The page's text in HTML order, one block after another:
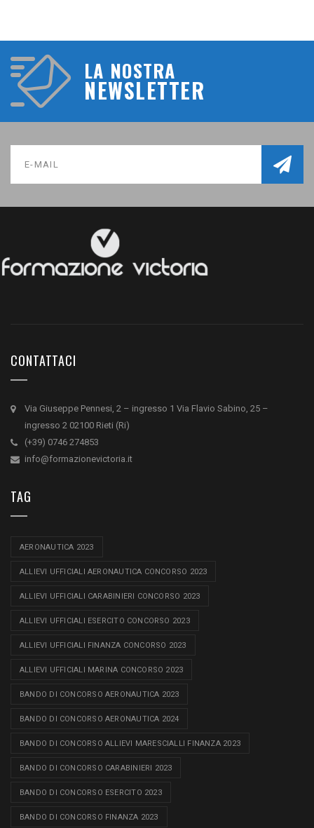
LA NOSTRA
NEWSLETTER
CONTATTACI
Via Giuseppe Pennesi, 2 – ingresso 1 Via Flavio Sabino, 25 –
ingresso 2 02100 Rieti (Ri)
(+39) 0746 274853
info@formazionevictoria.it
TAG
AERONAUTICA 2023
ALLIEVI UFFICIALI AERONAUTICA CONCORSO 2023
ALLIEVI UFFICIALI CARABINIERI CONCORSO 2023
ALLIEVI UFFICIALI ESERCITO CONCORSO 2023
ALLIEVI UFFICIALI FINANZA CONCORSO 2023
ALLIEVI UFFICIALI MARINA CONCORSO 2023
BANDO DI CONCORSO AERONAUTICA 2023
BANDO DI CONCORSO AERONAUTICA 2024
BANDO DI CONCORSO ALLIEVI MARESCIALLI FINANZA 2023
BANDO DI CONCORSO CARABINIERI 2023
BANDO DI CONCORSO ESERCITO 2023
BANDO DI CONCORSO FINANZA 2023